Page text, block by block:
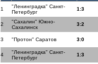
1
"Ленинградка" Санкт-
Петербург
1:3
2
"Сахалин" Южно-
Сахалинск
3:2
3 "Протон" Саратов 3:0
4
"Ленинградка" Санкт-
Петербург
1:3